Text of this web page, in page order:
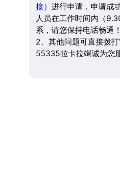
接） 进行申请，申请成
人员在工作时间内（
系，请您保持电话畅通！
2、其他问题可直接拨
55335拉卡拉竭诚为您